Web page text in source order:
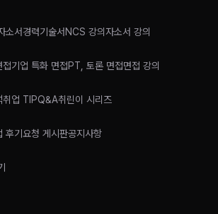
소서경력기술서 NCS 강의자소서 강의
접기업 특화 면접PT, 토론 면접면접 강의
취업 TIPQ&A취린이 시리즈
후기 요청 게시판공지사항